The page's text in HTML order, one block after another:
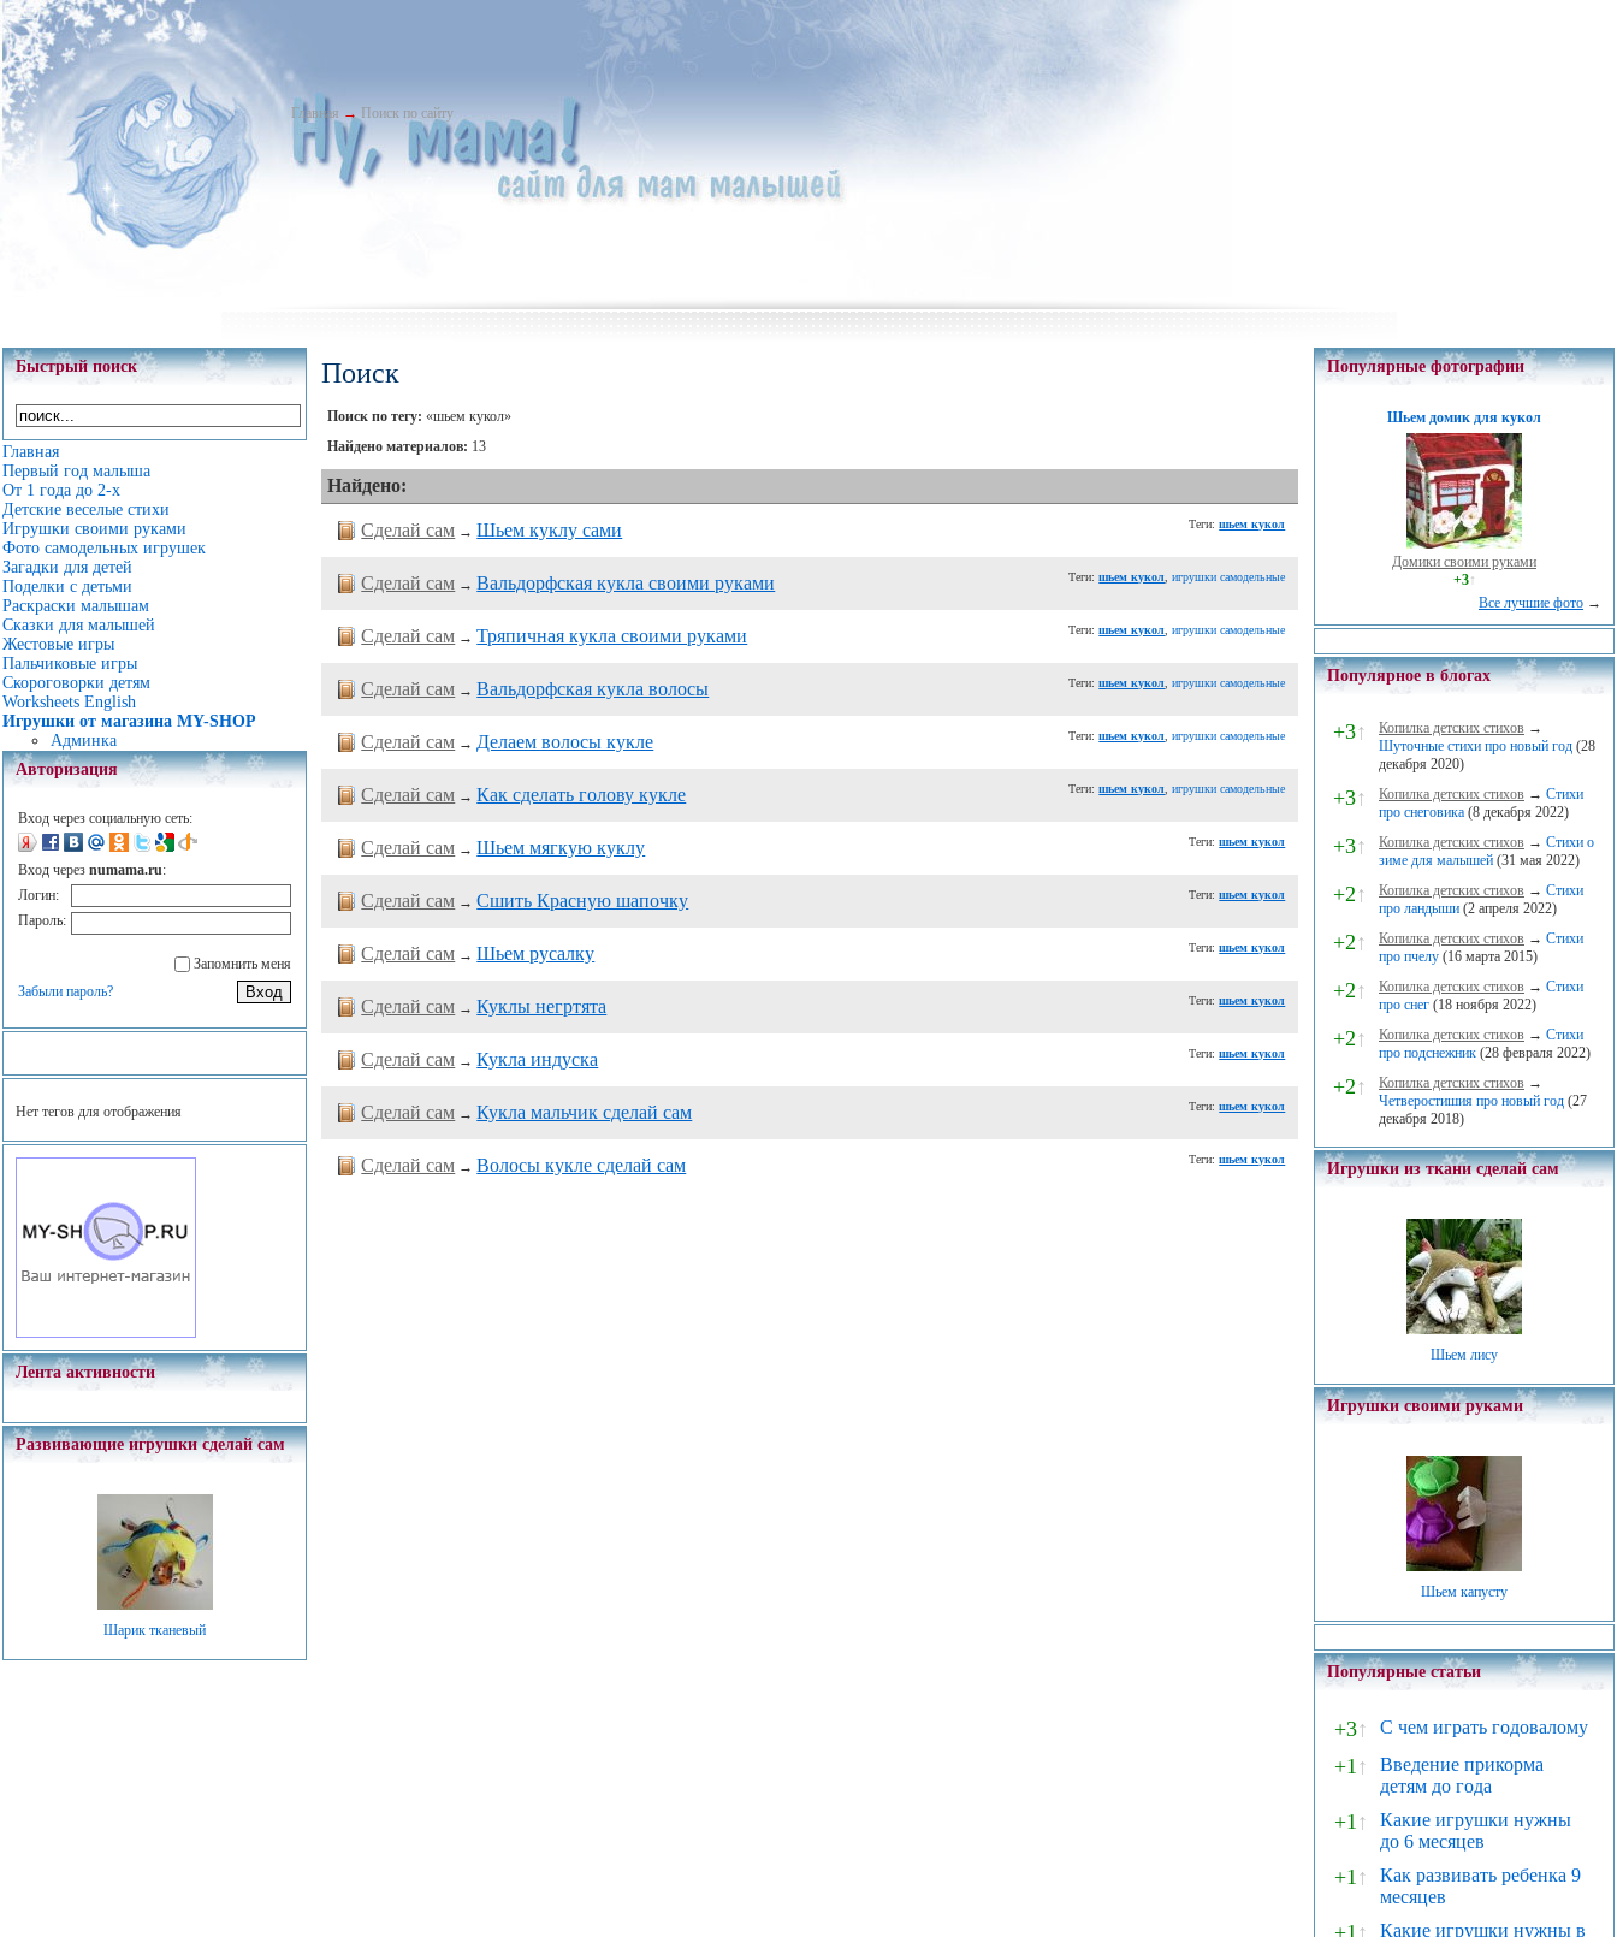
Главная → Поиск по сайту
Быстрый поиск
Главная
Первый год малыша
От 1 года до 2-х
Детские веселые стихи
Игрушки своими руками
Фото самодельных игрушек
Загадки для детей
Поделки с детьми
Раскраски малышам
Сказки для малышей
Жестовые игры
Пальчиковые игры
Скороговорки детям
Worksheets English
Игрушки от магазина MY-SHOP
Админка
Авторизация
Вход через социальную сеть:
Вход через numama.ru:
Логин:
Пароль:
Запомнить меня
Забыли пароль?
Нет тегов для отображения
Лента активности
Развивающие игрушки сделай сам
Шарик тканевый
Поиск
Поиск по тегу: «шьем кукол»
Найдено материалов: 13
Найдено:
Сделай сам →Шьем куклу сами Теги:шьем кукол
Сделай сам →Вальдорфская кукла своими руками Теги:шьем кукол,игрушки самодельные
Сделай сам → Тряпичная кукла своими руками Теги:шьем кукол,игрушки самодельные
Сделай сам →Вальдорфская кукла волосы Теги:шьем кукол,игрушки самодельные
Сделай сам →Делаем волосы кукле Теги:шьем кукол,игрушки самодельные
Сделай сам →Как сделать голову кукле Теги:шьем кукол,игрушки самодельные
Сделай сам →Шьем мягкую куклу Теги:шьем кукол
Сделай сам →Сшить Красную шапочку Теги:шьем кукол
Сделай сам →Шьем русалку Теги:шьем кукол
Сделай сам →Куклы негртята Теги:шьем кукол
Сделай сам →Кукла индуска Теги:шьем кукол
Сделай сам →Кукла мальчик сделай сам Теги:шьем кукол
Сделай сам →Волосы кукле сделай сам Теги:шьем кукол
Популярные фотографии
Шьем домик для кукол
Домики своими руками
+3↑
Все лучшие фото →
Популярное в блогах
+3↑ Копилка детских стихов →
Шуточные стихи про новый год (28
декабря 2020)
+3↑ Копилка детских стихов → Стихи
про снеговика (8 декабря 2022)
+3↑ Копилка детских стихов → Стихи о
зиме для малышей (31 мая 2022)
+2↑ Копилка детских стихов → Стихи
про ландыши (2 апреля 2022)
+2↑ Копилка детских стихов → Стихи
про пчелу (16 марта 2015)
+2↑ Копилка детских стихов → Стихи
про снег (18 ноября 2022)
+2↑ Копилка детских стихов → Стихи
про подснежник (28 февраля 2022)
+2↑ Копилка детских стихов →
Четверостишия про новый год (27
декабря 2018)
Игрушки из ткани сделай сам
Шьем лису
Игрушки своими руками
Шьем капусту
Популярные статьи
+3↑ С чем играть годовалому
+1↑
Введение прикорма
детям до года
+1↑
Какие игрушки нужны
до 6 месяцев
+1↑
Как развивать ребенка 9
месяцев
+1↑
Какие игрушки нужны в